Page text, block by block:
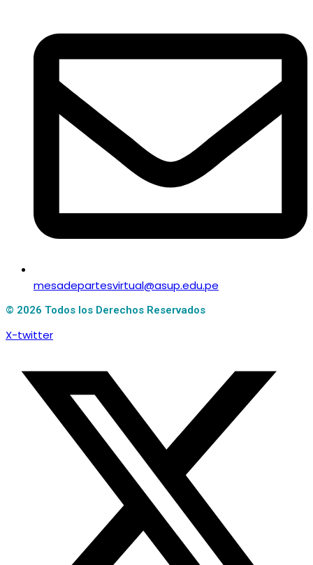
mesadepartesvirtual@asup.edu.pe
© 2026 Todos los Derechos Reservados
X-twitter